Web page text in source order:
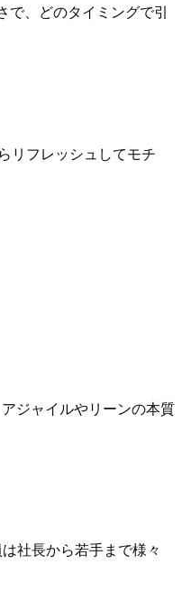
で、どのタイミングで引
リフレッシュしてモチ
ジャイルやリーンの本質
社長から若手まで様々